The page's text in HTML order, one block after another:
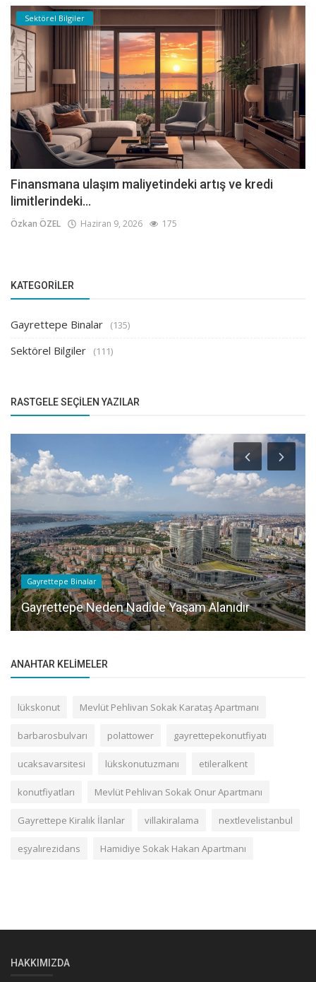
Sektörel Bilgiler
Finansmana ulaşım maliyetindeki artış ve kredi
limitlerindeki...
Özkan ÖZEL Haziran 9, 2026 175
KATEGORILER
Gayrettepe Binalar (135)
Sektörel Bilgiler (111)
RASTGELE SEÇILEN YAZILAR
Gayrettepe Binalar
Gayrettepe Neden Nadide Yaşam Alanıdır
ANAHTAR KELIMELER
lükskonut Mevlüt Pehlivan Sokak Karataş Apartmanı
barbarosbulvarı polattower gayrettepekonutfiyatı
ucaksavarsitesi lükskonutuzmanı etileralkent
konutfiyatları Mevlüt Pehlivan Sokak Onur Apartmanı
Gayrettepe Kiralık İlanlar villakiralama nextlevelistanbul
eşyalırezidans Hamidiye Sokak Hakan Apartmanı
HAKKIMIZDA